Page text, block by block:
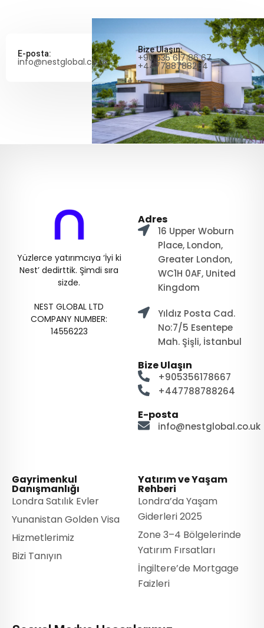
E-posta:
info@nestglobal.co.uk
Bize Ulaşın:
+90 535 617 86 67
+447788788264
Yüzlerce yatırımcıya ‘İyi ki
Nest’ dedirttik. Şimdi sıra
sizde.
NEST GLOBAL LTD
COMPANY NUMBER:
14556223
Adres
16 Upper Woburn
Place, London,
Greater London,
WC1H 0AF, United
Kingdom
Yıldız Posta Cad.
No:7/5 Esentepe
Mah. Şişli, İstanbul
Bize Ulaşın
+905356178667
+447788788264
E-posta
info@nestglobal.co.uk
Gayrimenkul
Danışmanlığı
Londra Satılık Evler
Yunanistan Golden Visa
Hizmetlerimiz
Bizi Tanıyın
Yatırım ve Yaşam
Rehberi
Londra’da Yaşam
Giderleri 2025
Zone 3–4 Bölgelerinde
Yatırım Fırsatları
İngiltere’de Mortgage
Faizleri